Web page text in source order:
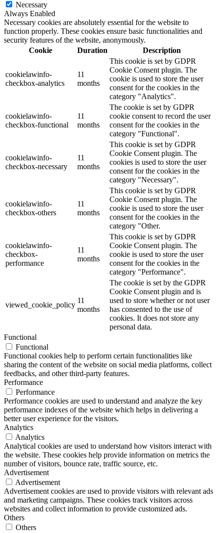
Necessary
Always Enabled
Necessary cookies are absolutely essential for the website to
function properly. These cookies ensure basic functionalities and
security features of the website, anonymously.
Cookie
Duration Description
cookielawinfo-
checkbox-analytics
11
months
This cookie is set by GDPR
Cookie Consent plugin. The
cookie is used to store the user
consent for the cookies in the
category "Analytics".
cookielawinfo-
checkbox-functional
11
months
The cookie is set by GDPR
cookie consent to record the user
consent for the cookies in the
category "Functional".
cookielawinfo-
checkbox-necessary
11
months
This cookie is set by GDPR
Cookie Consent plugin. The
cookies is used to store the user
consent for the cookies in the
category "Necessary".
cookielawinfo-
checkbox-others
11
months
This cookie is set by GDPR
Cookie Consent plugin. The
cookie is used to store the user
consent for the cookies in the
category "Other.
cookielawinfo-
checkbox-
performance
11
months
This cookie is set by GDPR
Cookie Consent plugin. The
cookie is used to store the user
consent for the cookies in the
category "Performance".
viewed_cookie_policy
11
months
The cookie is set by the GDPR
Cookie Consent plugin and is
used to store whether or not user
has consented to the use of
cookies. It does not store any
personal data.
Functional
Functional
Functional cookies help to perform certain functionalities like
sharing the content of the website on social media platforms, collect
feedbacks, and other third-party features.
Performance
Performance
Performance cookies are used to understand and analyze the key
performance indexes of the website which helps in delivering a
better user experience for the visitors.
Analytics
Analytics
Analytical cookies are used to understand how visitors interact with
the website. These cookies help provide information on metrics the
number of visitors, bounce rate, traffic source, etc.
Advertisement
Advertisement
Advertisement cookies are used to provide visitors with relevant ads
and marketing campaigns. These cookies track visitors across
websites and collect information to provide customized ads.
Others
Others